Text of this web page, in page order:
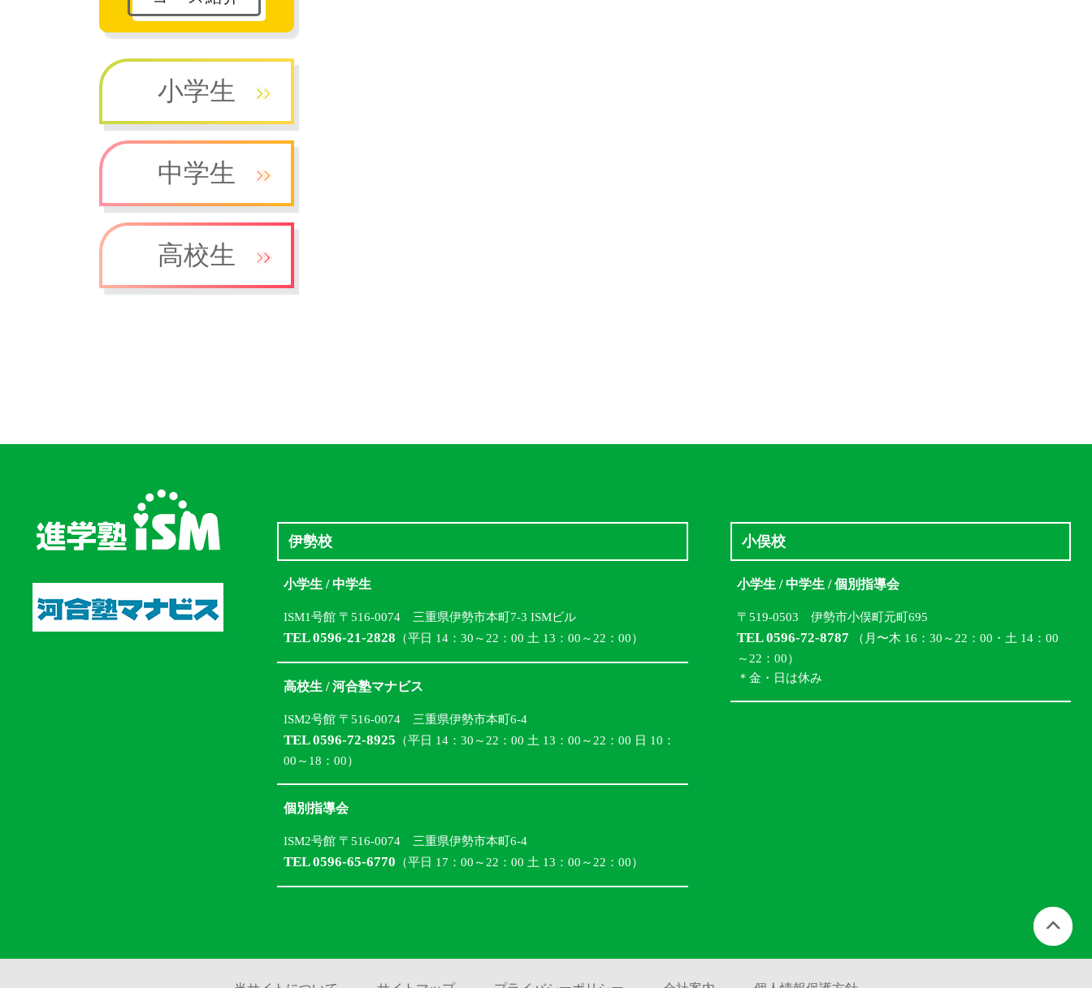
小学生
中学生
高校生
伊勢校
小学生 / 中学生
ISM1号館 〒516-0074 三重県伊勢市本町7-3 ISMビル
TEL 0596-21-2828 （平日 14：30～22：00 土 13：00～22：00）
高校生 / 河合塾マナビス
ISM2号館 〒516-0074 三重県伊勢市本町6-4
TEL 0596-72-8925 （平日 14：30～22：00 土 13：00～22：00 日 10：
00～18：00）
個別指導会
ISM2号館 〒516-0074 三重県伊勢市本町6-4
TEL 0596-65-6770 （平日 17：00～22：00 土 13：00～22：00）
小俣校
小学生 / 中学生 / 個別指導会
〒519-0503 伊勢市小俣町元町695
TEL 0596-72-8787 （月〜木 16：30～22：00・土 14：00
～22：00）
＊金・日は休み